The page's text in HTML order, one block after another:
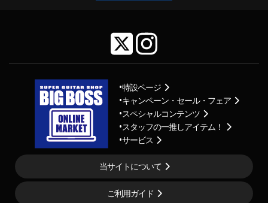
特設ページ
キャンペーン・セール・フェア
スペシャルコンテンツ
スタッフの一推しアイテム！
サービス
当サイトについて
ご利用ガイド